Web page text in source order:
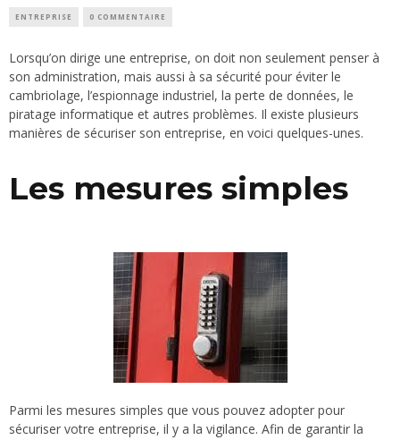
ENTREPRISE 0 COMMENTAIRE
Lorsqu’on dirige une entreprise, on doit non seulement penser à
son administration, mais aussi à sa sécurité pour éviter le
cambriolage, l’espionnage industriel, la perte de données, le
piratage informatique et autres problèmes. Il existe plusieurs
manières de sécuriser son entreprise, en voici quelques-unes.
Les mesures simples
Parmi les mesures simples que vous pouvez adopter pour
sécuriser votre entreprise, il y a la vigilance. Afin de garantir la